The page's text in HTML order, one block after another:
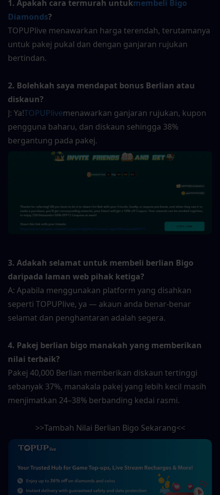
1. Apakah cara termurah untukmembeli Bigo
Diamonds?
TOPUPlive menawarkan harga terendah, terutamanya
untuk pakej pukal dan dengan ganjaran rujukan
bertindan.
2. Bolehkah saya mendapat bonus Berlian atau
diskaun?
J: Ya!TOPUPlivemenawarkan ganjaran rujukan, kupon
pengguna baharu, dan diskaun sehingga 38%
bergantung pada pakej.
3. Adakah selamat untuk membeli berlian Bigo
daripada laman web pihak ketiga?
A: Apabila menggunakan platform yang disahkan
seperti TOPUPlive, ya — akaun anda benar-benar
selamat dan penghantaran adalah segera.
4. Pakej berlian bigo manakah yang memberikan
nilai terbaik?
Pakej 40,000 Berlian memberikan diskaun tertinggi
sebanyak 37%, manakala pakej yang lebih kecil masih
menjimatkan 24–38% berbanding kedai rasmi.
>>Tambah Nilai Berlian Bigo Sekarang<<